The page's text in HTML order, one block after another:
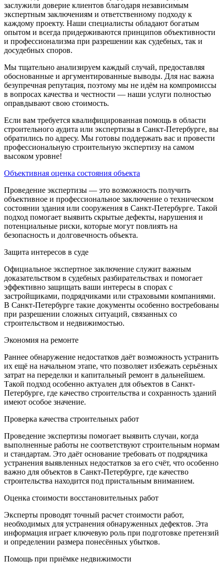
заслужили доверие клиентов благодаря независимым
экспертным заключениям и ответственному подходу к
каждому проекту. Наши специалисты обладают богатым
опытом и всегда придерживаются принципов объективности
и профессионализма при разрешении как судебных, так и
досудебных споров.
Мы тщательно анализируем каждый случай, предоставляя
обоснованные и аргументированные выводы. Для нас важна
безупречная репутация, поэтому мы не идём на компромиссы
в вопросах качества и честности — наши услуги полностью
оправдывают свою стоимость.
Если вам требуется квалифицированная помощь в области
строительного аудита или экспертизы в Санкт-Петербурге, вы
обратились по адресу. Мы готовы поддержать вас и провести
профессиональную строительную экспертизу на самом
высоком уровне!
Объективная оценка состояния объекта
Проведение экспертизы — это возможность получить
объективное и профессиональное заключение о техническом
состоянии здания или сооружения в Санкт-Петербурге. Такой
подход помогает выявить скрытые дефекты, нарушения и
потенциальные риски, которые могут повлиять на
безопасность и долговечность объекта.
Защита интересов в суде
Официальное экспертное заключение служит важным
доказательством в судебных разбирательствах и помогает
эффективно защищать ваши интересы в спорах с
застройщиками, подрядчиками или страховыми компаниями.
В Санкт-Петербурге такие документы особенно востребованы
при разрешении сложных ситуаций, связанных со
строительством и недвижимостью.
Экономия на ремонте
Раннее обнаружение недостатков даёт возможность устранить
их ещё на начальном этапе, что позволяет избежать серьёзных
затрат на переделки и капитальный ремонт в дальнейшем.
Такой подход особенно актуален для объектов в Санкт-
Петербурге, где качество строительства и сохранность зданий
имеют особое значение.
Проверка качества строительных работ
Проведение экспертизы помогает выявить случаи, когда
выполненные работы не соответствуют строительным нормам
и стандартам. Это даёт основание требовать от подрядчика
устранения выявленных недостатков за его счёт, что особенно
важно для объектов в Санкт-Петербурге, где качество
строительства находится под пристальным вниманием.
Оценка стоимости восстановительных работ
Эксперты проводят точный расчет стоимости работ,
необходимых для устранения обнаруженных дефектов. Эта
информация играет ключевую роль при подготовке претензий
и определении размера понесённых убытков.
Помощь при приёмке недвижимости